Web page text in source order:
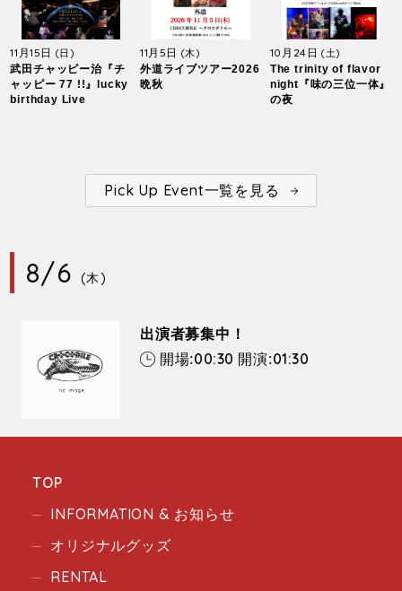
11月15日 (日)
武田チャッピー治『チ
ャッピー 77 !!』lucky
birthday Live
11月5日 (木)
外道ライブツアー2026
晩秋
10月24日 (土)
The trinity of flavor
night『味の三位一体』
の夜
Pick Up Event一覧を見る
8/6 (木)
出演者募集中！
開場:00:30 開演:01:30
TOP
INFORMATION & お知らせ
オリジナルグッズ
RENTAL